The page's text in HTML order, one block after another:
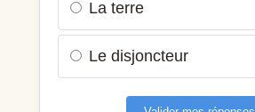
La terre
Le disjoncteur